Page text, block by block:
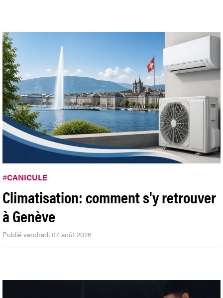
#CANICULE
Climatisation: comment s'y retrouver
à Genève
Publié vendredi 07 août 2026